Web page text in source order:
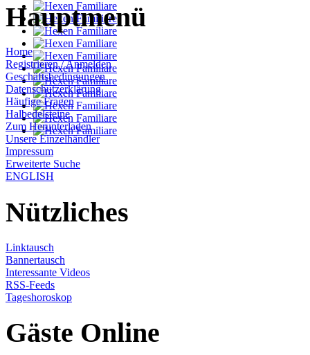
Hauptmenü
Home
Registrieren / Anmelden
Geschäftsbedingungen
Datenschutzerklärung
Häufige Fragen
Halbedelsteine
Zum Herunterladen
Unsere Einzelhändler
Impressum
Erweiterte Suche
ENGLISH
Nützliches
Linktausch
Bannertausch
Interessante Videos
RSS-Feeds
Tageshoroskop
Gäste Online